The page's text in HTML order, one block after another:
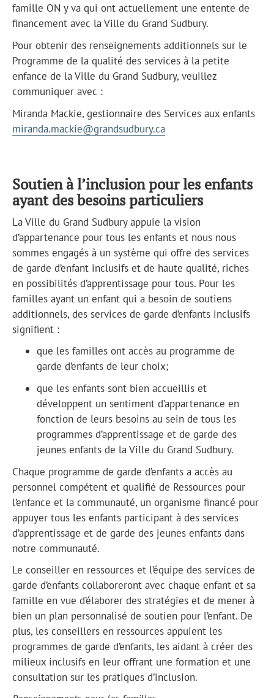
famille ON y va qui ont actuellement une entente de
financement avec la Ville du Grand Sudbury.
Pour obtenir des renseignements additionnels sur le
Programme de la qualité des services à la petite
enfance de la Ville du Grand Sudbury, veuillez
communiquer avec :
Miranda Mackie, gestionnaire des Services aux enfants
miranda.mackie@grandsudbury.ca
Soutien à l’inclusion pour les enfants
ayant des besoins particuliers
La Ville du Grand Sudbury appuie la vision
d’appartenance pour tous les enfants et nous nous
sommes engagés à un système qui offre des services
de garde d’enfant inclusifs et de haute qualité, riches
en possibilités d’apprentissage pour tous. Pour les
familles ayant un enfant qui a besoin de soutiens
additionnels, des services de garde d’enfants inclusifs
signifient :
que les familles ont accès au programme de
garde d’enfants de leur choix;
que les enfants sont bien accueillis et
développent un sentiment d’appartenance en
fonction de leurs besoins au sein de tous les
programmes d’apprentissage et de garde des
jeunes enfants de la Ville du Grand Sudbury.
Chaque programme de garde d’enfants a accès au
personnel compétent et qualifié de Ressources pour
l’enfance et la communauté, un organisme financé pour
appuyer tous les enfants participant à des services
d’apprentissage et de garde des jeunes enfants dans
notre communauté.
Le conseiller en ressources et l’équipe des services de
garde d’enfants collaboreront avec chaque enfant et sa
famille en vue d’élaborer des stratégies et de mener à
bien un plan personnalisé de soutien pour l’enfant. De
plus, les conseillers en ressources appuient les
programmes de garde d’enfants, les aidant à créer des
milieux inclusifs en leur offrant une formation et une
consultation sur les pratiques d’inclusion.